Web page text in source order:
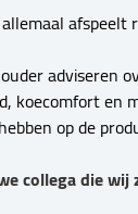
afspeelt
adviseren
koecomfort en
op de
collega die wij